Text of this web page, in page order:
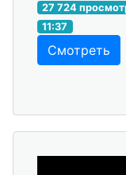
27 724
11:37
Смотреть